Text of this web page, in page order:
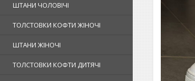
ШТАНИ ЧОЛОВІЧІ
ТОЛСТОВКИ КОФТИ ЖІНОЧІ
ШТАНИ ЖІНОЧІ
ТОЛСТОВКИ КОФТИ ДИТЯЧІ